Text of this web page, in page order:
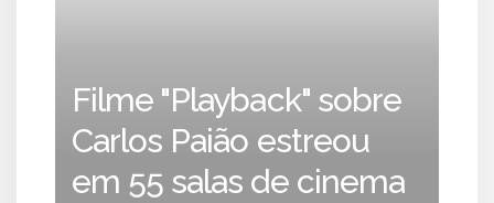
Filme "Playback" sobre
Carlos Paião estreou
em 55 salas de cinema